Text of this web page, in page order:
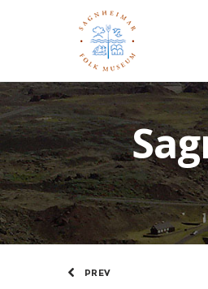
PREV